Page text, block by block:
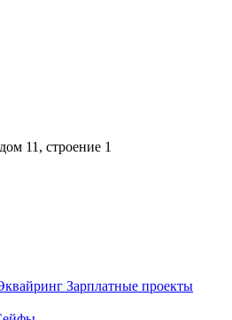
11, строение 1
Зарплатные проекты